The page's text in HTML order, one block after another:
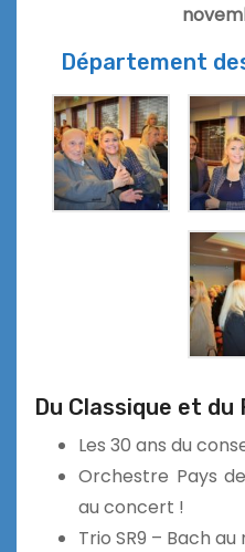
Département
Du Classique et du
Les 30 ans du
Orchestre Pays
au concert !
Trio SR9 – Bach